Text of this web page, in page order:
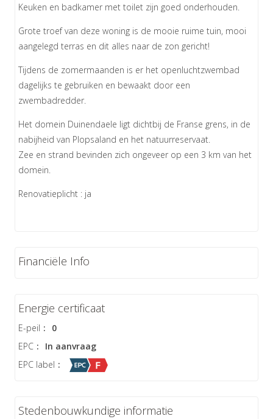
Keuken en badkamer met toilet zijn goed onderhouden.
Grote troef van deze woning is de mooie ruime tuin, mooi
aangelegd terras en dit alles naar de zon gericht!
Tijdens de zomermaanden is er het openluchtzwembad
dagelijks te gebruiken en bewaakt door een
zwembadredder.
Het domein Duinendaele ligt dichtbij de Franse grens, in de
nabijheid van Plopsaland en het natuurreservaat.
Zee en strand bevinden zich ongeveer op een 3 km van het
domein.
Renovatieplicht : ja
Financiële Info
Energie certificaat
E-peil :
0
EPC :
In aanvraag
EPC label :
Stedenbouwkundige informatie